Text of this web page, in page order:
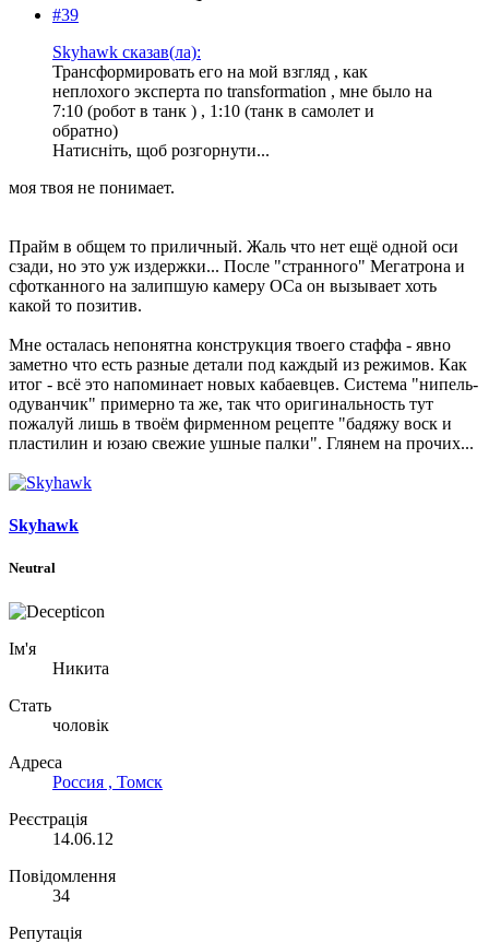
#39
Skyhawk сказав(ла):
Трансформировать его на мой взгляд , как
неплохого эксперта по transformation , мне было на
7:10 (робот в танк ) , 1:10 (танк в самолет и
обратно)
Натисніть, щоб розгорнути...
моя твоя не понимает.
Прайм в общем то приличный. Жаль что нет ещё одной оси
сзади, но это уж издержки... После "странного" Мегатрона и
сфотканного на залипшую камеру ОСа он вызывает хоть
какой то позитив.
Мне осталась непонятна конструкция твоего стаффа - явно
заметно что есть разные детали под каждый из режимов. Как
итог - всё это напоминает новых кабаевцев. Система "нипель-
одуванчик" примерно та же, так что оригинальность тут
пожалуй лишь в твоём фирменном рецепте "бадяжу воск и
пластилин и юзаю свежие ушные палки". Глянем на прочих...
Skyhawk
Neutral
Ім'я
Никита
Стать
чоловік
Адреса
Россия , Томск
Реєстрація
14.06.12
Повідомлення
34
Репутація